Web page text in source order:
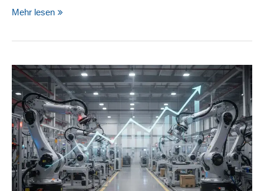
Mehr lesen